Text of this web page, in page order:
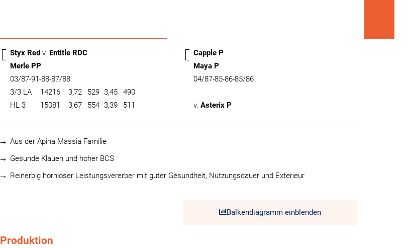
Styx Red v. Entitle RDC
Merle PP
03/87-91-88-87/88
3/3 LA
14216 3,72 529 3,45
490
HL 3
15081 3,67 554 3,39 511
Capple P
Maya P
04/87-85-86-85/86
v. Asterix P
Aus der Apina Massia Familie
Gesunde Klauen und hoher BCS
Reinerbig hornloser Leistungsvererber mit guter Gesundheit, Nutzungsdauer und Exterieur
Balkendiagramm einblenden
Produktion